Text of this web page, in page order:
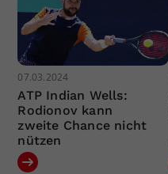
07.03.2024
ATP Indian Wells:
Rodionov kann
zweite Chance nicht
nützen